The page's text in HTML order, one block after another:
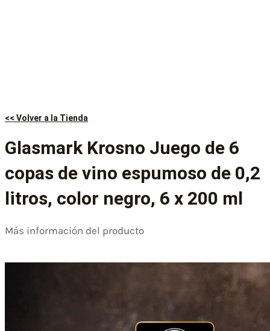
<< Volver a la Tienda
Glasmark Krosno Juego de 6
copas de vino espumoso de 0,2
litros, color negro, 6 x 200 ml
Más información del producto